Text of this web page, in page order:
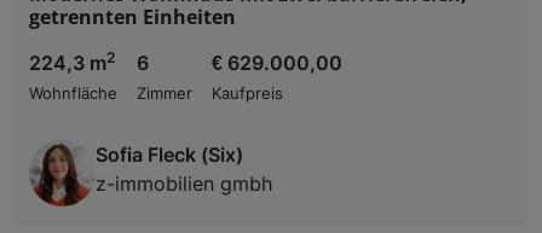
getrennten Einheiten
224,3 m2
Wohnfläche
6
Zimmer
€ 629.000,00
Kaufpreis
Sofia Fleck (Six)
z-immobilien gmbh